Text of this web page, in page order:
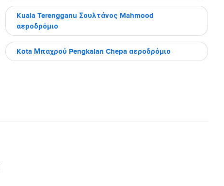
Kuala Terengganu Σουλτάνος Mahmood
αεροδρόμιο
Kota Μπαχρού Pengkalan Chepa αεροδρόμιο